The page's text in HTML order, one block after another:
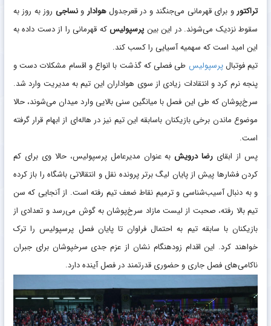
تراکتور و برای قهرمانی می‌جنگند و در قعرجدولهوادار ونساجی روز به روز به
سقوط نزدیک می‌شوند. در این بین پرسپولیسکه قهرمانی را از دست داده به
این امید است که سهمیه آسیایی را کسب کند.
تیم فوتبالپرسپولیس طی فصلی که گذشت با انواع و اقسام مشکلات دست و
پنجه نرم کرد و انتقادات زیادی از سوی هواداران این تیم به مدیریت وارد شد.
سرخ‌پوشان که طی این فصل با میانگین سنی بالایی وارد میدان می‌شوند، حالا
موضوع ماندن برخی بازیکنان باسابقه این تیم نیز در هاله‌ای از ابهام قرار گرفته
است.
پس از ابقای رضا درویشبه عنوان مدیرعامل پرسپولیس، حالا وی برای کم
کردن فشار‌ها پیش از پایان لیگ برتر پرونده نقل و انتقالاتی باشگاه را باز کرده
و به دنبال آسیب‌شناسی و ترمیم نقاط ضعف تیم رفته است. از آنجایی که سن
تیم بالا رفته، صحبت از لیست مازاد سرخ‌پوشان به گوش می‌رسد و تعدادی از
بازیکنان با سابقه تیم به احتمال فراوان تا پایان فصل پرسپولیس را ترک
خواهند کرد. این اقدام زودهنگام نشان از عزم جدی سرخپوشان برای جبران
ناکامی‌های فصل جاری و حضوری قدرتمند در فصل آینده دارد.